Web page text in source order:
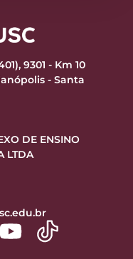
9301 - Km 10
- Santa
DE ENSINO
LTDA